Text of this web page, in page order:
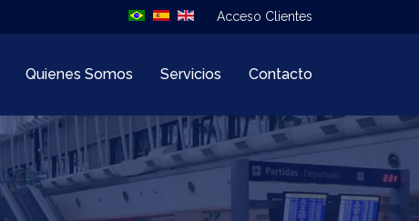
Acceso Clientes
Quienes Somos Servicios Contacto